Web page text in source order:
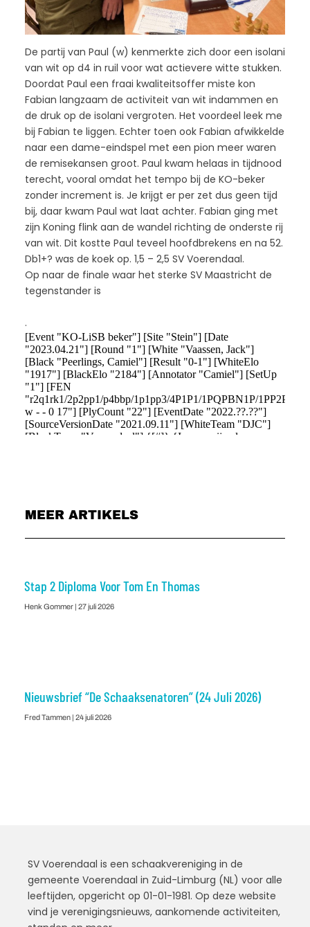
De partij van Paul (w) kenmerkte zich door een isolani
van wit op d4 in ruil voor wat actievere witte stukken.
Doordat Paul een fraai kwaliteitsoffer miste kon
Fabian langzaam de activiteit van wit indammen en
de druk op de isolani vergroten. Het voordeel leek me
bij Fabian te liggen. Echter toen ook Fabian afwikkelde
naar een dame-eindspel met een pion meer waren
de remisekansen groot. Paul kwam helaas in tijdnood
terecht, vooral omdat het tempo bij de KO-beker
zonder increment is. Je krijgt er per zet dus geen tijd
bij, daar kwam Paul wat laat achter. Fabian ging met
zijn Koning flink aan de wandel richting de onderste rij
van wit. Dit kostte Paul teveel hoofdbrekens en na 52.
Db1+? was de koek op. 1,5 – 2,5 SV Voerendaal.
Op naar de finale waar het sterke SV Maastricht de
tegenstander is
.
MEER ARTIKELS
Stap 2 Diploma Voor Tom En Thomas
Henk Gommer 27 juli 2026
Nieuwsbrief “De Schaaksenatoren” (24 Juli 2026)
Fred Tammen 24 juli 2026
SV Voerendaal is een schaakvereniging in de
gemeente Voerendaal in Zuid-Limburg (NL) voor alle
leeftijden, opgericht op 01-01-1981. Op deze website
vind je verenigingsnieuws, aankomende activiteiten,